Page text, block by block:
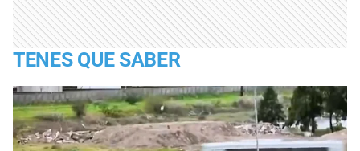
TENES QUE SABER